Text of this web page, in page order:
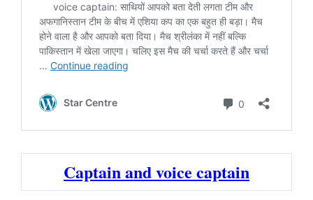
Captain and voice captain